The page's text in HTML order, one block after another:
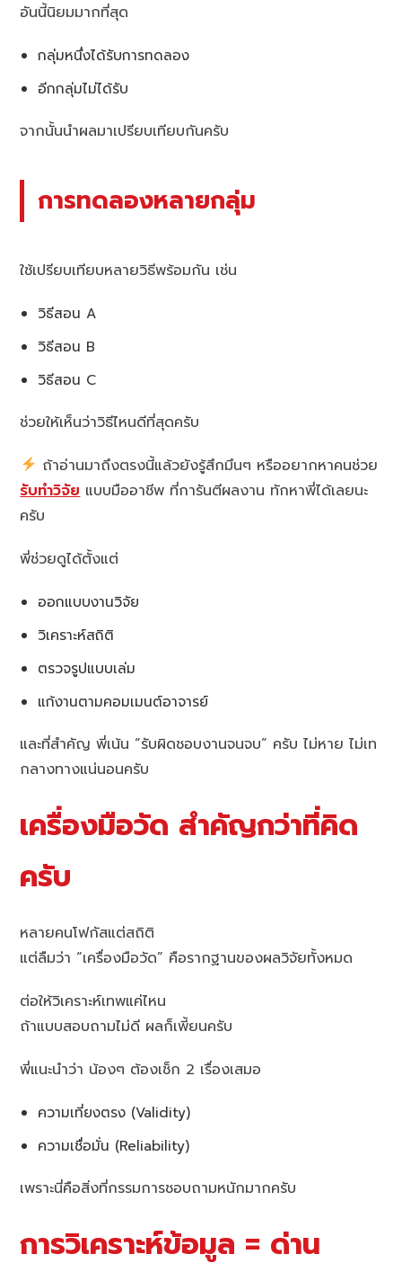
อันนี้นิยมมากที่สุด
กลุ่มหนึ่งได้รับการทดลอง
อีกกลุ่มไม่ได้รับ
จากนั้นนำผลมาเปรียบเทียบกันครับ
การทดลองหลายกลุ่ม
ใช้เปรียบเทียบหลายวิธีพร้อมกัน เช่น
วิธีสอน A
วิธีสอน B
วิธีสอน C
ช่วยให้เห็นว่าวิธีไหนดีที่สุดครับ
ถ้าอ่านมาถึงตรงนี้แล้วยังรู้สึกมึนๆ หรืออยากหาคนช่วย
รับทำวิจัย แบบมืออาชีพ ที่การันตีผลงาน ทักหาพี่ได้เลยนะ
ครับ
พี่ช่วยดูได้ตั้งแต่
ออกแบบงานวิจัย
วิเคราะห์สถิติ
ตรวจรูปแบบเล่ม
แก้งานตามคอมเมนต์อาจารย์
และที่สำคัญ พี่เน้น “รับผิดชอบงานจนจบ” ครับ ไม่หาย ไม่เท
กลางทางแน่นอนครับ
เครื่องมือวัด สำคัญกว่าที่คิด
ครับ
หลายคนโฟกัสแต่สถิติ
แต่ลืมว่า “เครื่องมือวัด” คือรากฐานของผลวิจัยทั้งหมด
ต่อให้วิเคราะห์เทพแค่ไหน
ถ้าแบบสอบถามไม่ดี ผลก็เพี้ยนครับ
พี่แนะนำว่า น้องๆ ต้องเช็ก 2 เรื่องเสมอ
ความเที่ยงตรง (Validity)
ความเชื่อมั่น (Reliability)
เพราะนี่คือสิ่งที่กรรมการชอบถามหนักมากครับ
การวิเคราะห์ข้อมูล = ด่าน